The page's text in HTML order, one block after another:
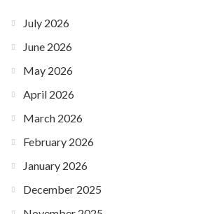
July 2026
June 2026
May 2026
April 2026
March 2026
February 2026
January 2026
December 2025